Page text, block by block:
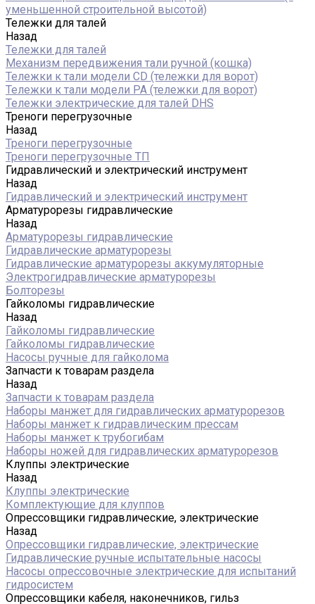
уменьшенной строительной высотой)
Тележки для талей
Назад
Тележки для талей
Механизм передвижения тали ручной (кошка)
Тележки к тали модели CD (тележки для ворот)
Тележки к тали модели РА (тележки для ворот)
Тележки электрические для талей DHS
Треноги перегрузочные
Назад
Треноги перегрузочные
Треноги перегрузочные ТП
Гидравлический и электрический инструмент
Назад
Гидравлический и электрический инструмент
Арматурорезы гидравлические
Назад
Арматурорезы гидравлические
Гидравлические арматурорезы
Гидравлические арматурорезы аккумуляторные
Электрогидравлические арматурорезы
Болторезы
Гайколомы гидравлические
Назад
Гайколомы гидравлические
Гайколомы гидравлические
Насосы ручные для гайколома
Запчасти к товарам раздела
Назад
Запчасти к товарам раздела
Наборы манжет для гидравлических арматурорезов
Наборы манжет к гидравлическим прессам
Наборы манжет к трубогибам
Наборы ножей для гидравлических арматурорезов
Клуппы электрические
Назад
Клуппы электрические
Комплектующие для клуппов
Опрессовщики гидравлические, электрические
Назад
Опрессовщики гидравлические, электрические
Гидравлические ручные испытательные насосы
Насосы опрессовочные электрические для испытаний
гидросистем
Опрессовщики кабеля, наконечников, гильз